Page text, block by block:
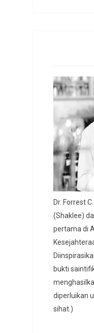
Dr. Forrest
(Shaklee)
pertama di
bukti
diperluikan
sihat.)